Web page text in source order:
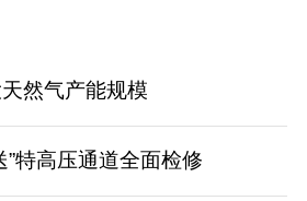
然气产能规模
”特高压通道全面检修